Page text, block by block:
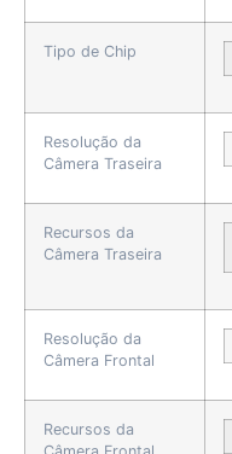
Tipo de Chip
Resolução da
Câmera Traseira
Recursos da
Câmera Traseira
Resolução da
Câmera Frontal
Recursos da